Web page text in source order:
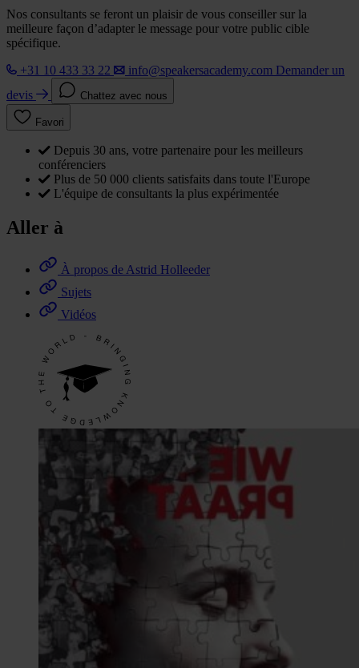
Nos consultants se feront un plaisir de vous conseiller sur la
meilleure façon d’adapter le message pour votre public cible
spécifique.
+31 10 433 33 22
info@speakersacademy.com Demander un
devis
Chattez avec nous
Favori
Depuis 30 ans, votre partenaire pour les meilleurs
conférenciers
Plus de 50 000 clients satisfaits dans toute l'Europe
L'équipe de consultants la plus expérimentée
Aller à
À propos de Astrid Holleeder
Sujets
Vidéos